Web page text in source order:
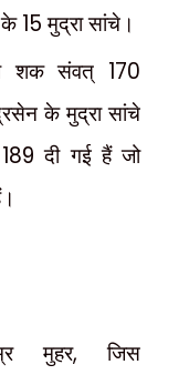
के 15 मुद्रा सांचे।
शक संवत् 170
के मुद्रा सांचे
189 दी गई हैं जो
मुहर,जिस